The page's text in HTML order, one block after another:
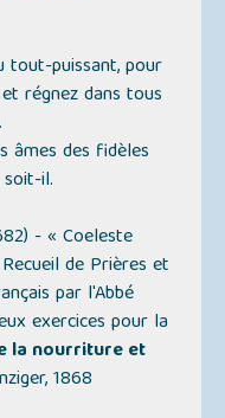
tout-puissant, pour
régnez dans tous
âmes des fidèles
il.
-« Coeleste
de Prières et
par l'Abbé
exercices pour la
la nourriture et
1868